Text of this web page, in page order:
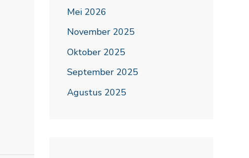
Mei 2026
November 2025
Oktober 2025
September 2025
Agustus 2025